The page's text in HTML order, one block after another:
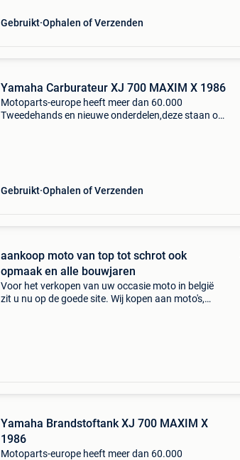
Gebruikt Ophalen of Verzenden
Yamaha Carburateur XJ 700 MAXIM X 1986
Motoparts-europe heeft meer dan 60.000
Tweedehands en nieuwe onderdelen,deze staan op
Gebruikt Ophalen of Verzenden
aankoop moto van top tot schrot ook
opmaak en alle bouwjaren
Voor het verkopen van uw occasie moto in belgië
zit u nu op de goede site. Wij kopen aan moto's,
Yamaha Brandstoftank XJ 700 MAXIM X
1986
Motoparts-europe heeft meer dan 60.000